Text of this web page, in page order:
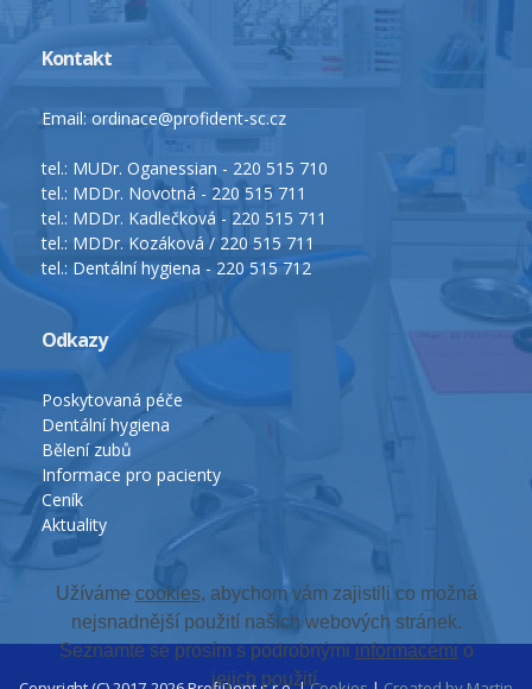
Kontakt
Email: ordinace@profident-sc.cz
tel.: MUDr. Oganessian - 220 515 710
tel.: MDDr. Novotná - 220 515 711
tel.: MDDr. Kadlečková - 220 515 711
tel.: MDDr. Kozáková / 220 515 711
tel.: Dentální hygiena - 220 515 712
Odkazy
Poskytovaná péče
Dentální hygiena
Bělení zubů
Informace pro pacienty
Ceník
Aktuality
Užíváme cookies, abychom vám zajistili co možná
nejsnadnější použití našich webových stránek.
Seznamte se prosím s podrobnýmiinformacemio
jejich použití.